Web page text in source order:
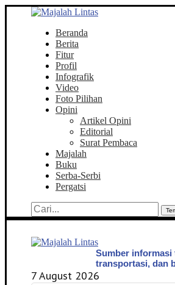
Beranda
Berita
Fitur
Profil
Infografik
Video
Foto Pilihan
Opini
Artikel Opini
Editorial
Surat Pembaca
Majalah
Buku
Serba-Serbi
Pergatsi
Sumber
transportasi, dan
7 August 2026